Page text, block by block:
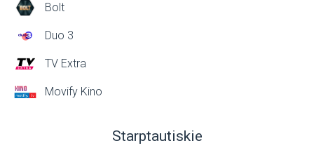
Bolt
Duo 3
TV Extra
Movify Kino
Starptautiskie